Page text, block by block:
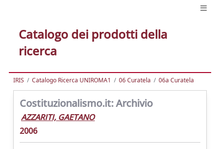
Catalogo dei prodotti della
ricerca
IRIS Catalogo Ricerca UNIROMA1 06 Curatela 06a Curatela
Costituzionalismo.it: Archivio
AZZARITI, GAETANO
2006